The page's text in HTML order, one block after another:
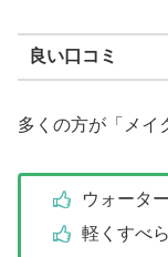
良い口コミ
多くの方が「メイ
ウォータ
軽くすべ